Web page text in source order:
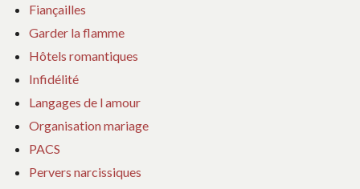
Fiançailles
Garder la flamme
Hôtels romantiques
Infidélité
Langages de l amour
Organisation mariage
PACS
Pervers narcissiques